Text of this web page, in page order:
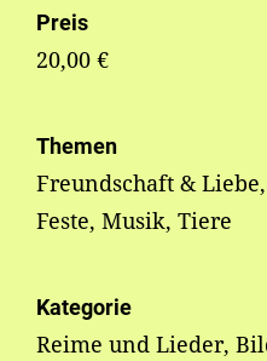
Preis
20,00 €
Themen
Freundschaft &
Feste, Musik, Tiere
Kategorie
Reime und Lieder,